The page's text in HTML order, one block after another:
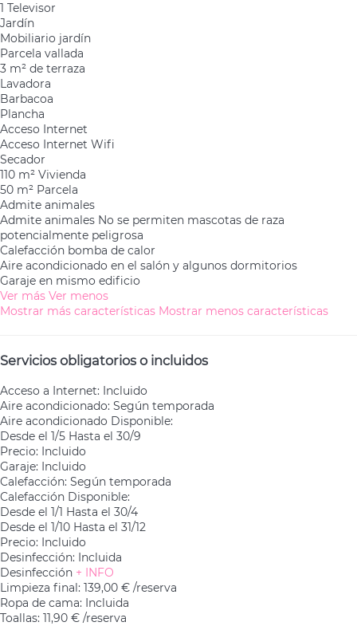
1 Televisor
Jardín
Mobiliario jardín
Parcela vallada
3 m² de terraza
Lavadora
Barbacoa
Plancha
Acceso Internet
Acceso Internet Wifi
Secador
110 m² Vivienda
50 m² Parcela
Admite animales
Admite animales No se permiten mascotas de raza
potencialmente peligrosa
Calefacción bomba de calor
Aire acondicionado en el salón y algunos dormitorios
Garaje en mismo edificio
Ver más Ver menos
Mostrar más características Mostrar menos características
Servicios obligatorios o incluidos
Acceso a Internet: Incluido
Aire acondicionado: Según temporada
Aire acondicionado Disponible:
Desde el 1/5 Hasta el 30/9
Precio: Incluido
Garaje: Incluido
Calefacción: Según temporada
Calefacción Disponible:
Desde el 1/1 Hasta el 30/4
Desde el 1/10 Hasta el 31/12
Precio: Incluido
Desinfección: Incluida
Desinfección + INFO
Limpieza final: 139,00 € /reserva
Ropa de cama: Incluida
Toallas: 11,90 € /reserva